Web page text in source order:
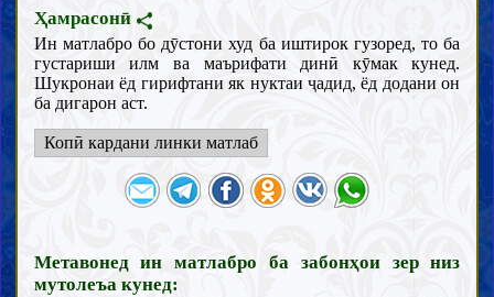
Ҳамрасонӣ
Ин матлабро бо дӯстони худ ба иштирок гузоред, то ба
густариши илм ва маърифати динӣ кӯмак кунед.
Шукронаи ёд гирифтани як нуктаи ҷадид, ёд додани он
ба дигарон аст.
Копӣ кардани линки матлаб
Метавонед ин матлабро ба забонҳои зер низ
мутолеъа кунед: